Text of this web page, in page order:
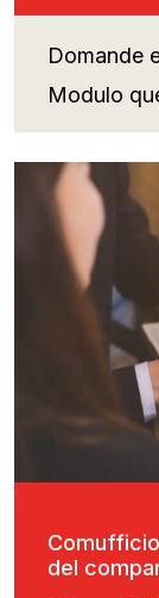
Domande
Modulo
del